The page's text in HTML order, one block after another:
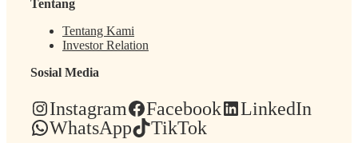
Tentang
Tentang Kami
Investor Relation
Sosial Media
Instagram Facebook
LinkedIn
WhatsApp
TikTok